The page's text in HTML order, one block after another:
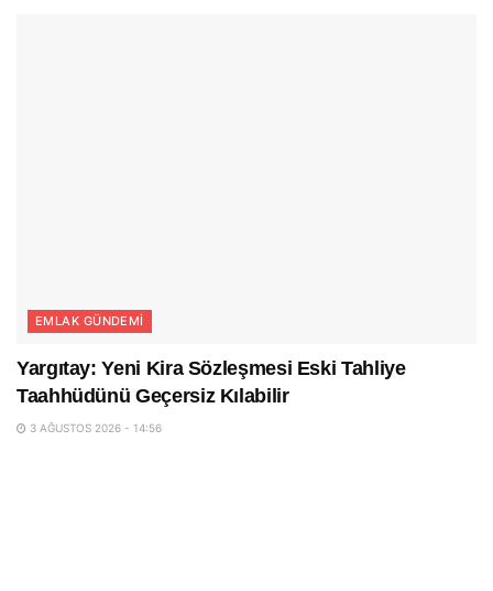
EMLAK GÜNDEMI
Yargıtay: Yeni Kira Sözleşmesi Eski Tahliye
Taahhüdünü Geçersiz Kılabilir
3 AĞUSTOS 2026 - 14:56